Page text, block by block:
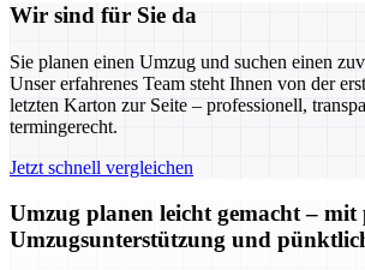
Wir sind für Sie da
Sie planen einen Umzug und suchen einen
Unser erfahrenes Team steht Ihnen von der
letzten Karton zur Seite – professionell,
termingerecht.
Jetzt schnell vergleichen
Umzug planen leicht gemacht – mit
Umzugsunterstützung und